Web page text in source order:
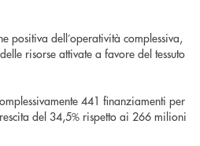
positiva dell’operatività complessiva,
risorse attivate a favore del tessuto
441 finanziamenti per
del 34,5% rispetto ai 266 milioni